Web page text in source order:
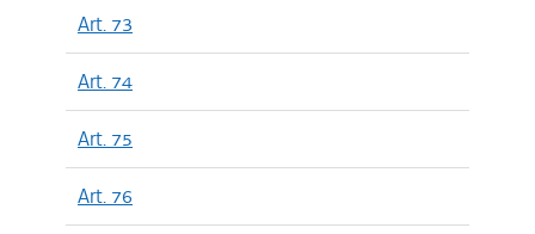
Art. 73
Art. 74
Art. 75
Art. 76